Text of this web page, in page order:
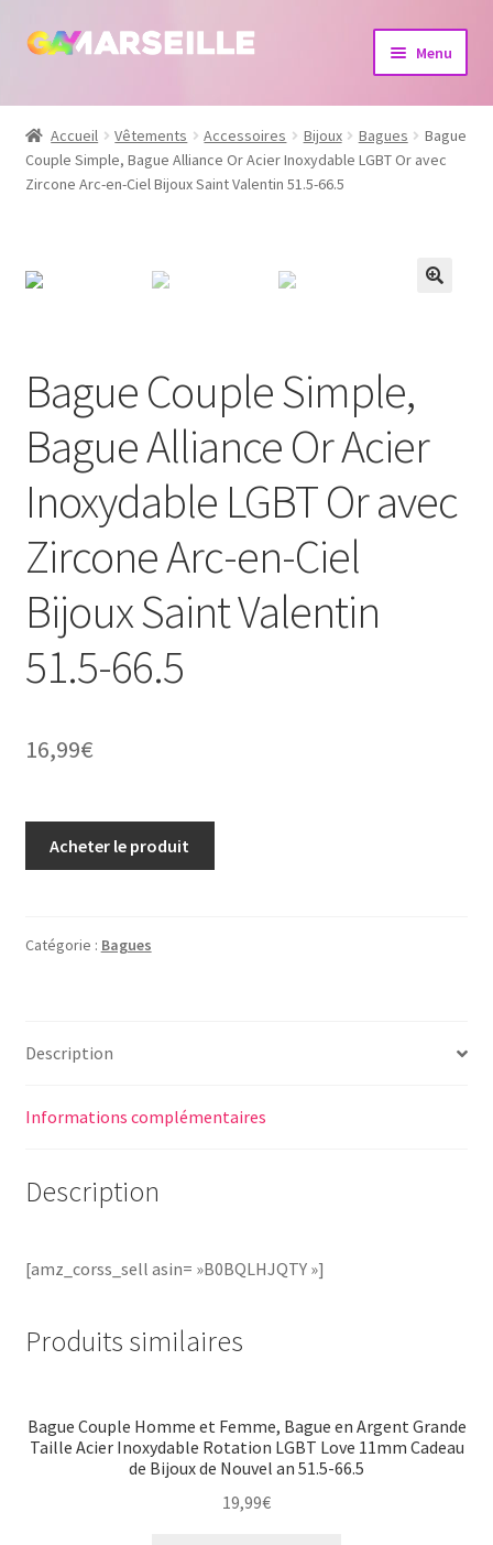
Aller
navigation
Aller
Menu
Boutique
Bijoux
Dvd
Accueil Vêtements Accessoires Bijoux Bagues
Bague
Couple Simple, Bague Alliance Or Acier Inoxydable LGBT Or avec
Zircone Arc-en-Ciel Bijoux Saint Valentin 51.5-66.5
Bague Couple Simple,
Bague Alliance Or Acier
Inoxydable LGBT Or avec
Zircone Arc-en-Ciel
Bijoux Saint Valentin
51.5-66.5
16,99€
Acheter le produit
Catégorie : Bagues
Description
Informations complémentaires
Description
[amz_corss_sell asin= »B0BQLHJQTY »]
Produits similaires
Bague Couple Homme et Femme, Bague en Argent Grande
Taille Acier Inoxydable Rotation LGBT Love 11mm Cadeau
de Bijoux de Nouvel an 51.5-66.5
19,99€